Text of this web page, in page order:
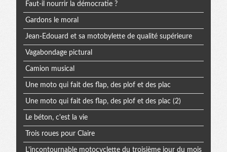
Faut-il nourrir la démocratie ?
Gardons le moral
Jean-Edouard et sa motobylette de qualité supérieure
Vagabondage pictural
Camion musical
Une moto qui fait des flap, des plof et des plac
Une moto qui fait des flap, des plof et des plac (2)
Le béton, c'est la vie
Trois roues pour Claire
L'incontournable motocyclette du troisième jour du mois